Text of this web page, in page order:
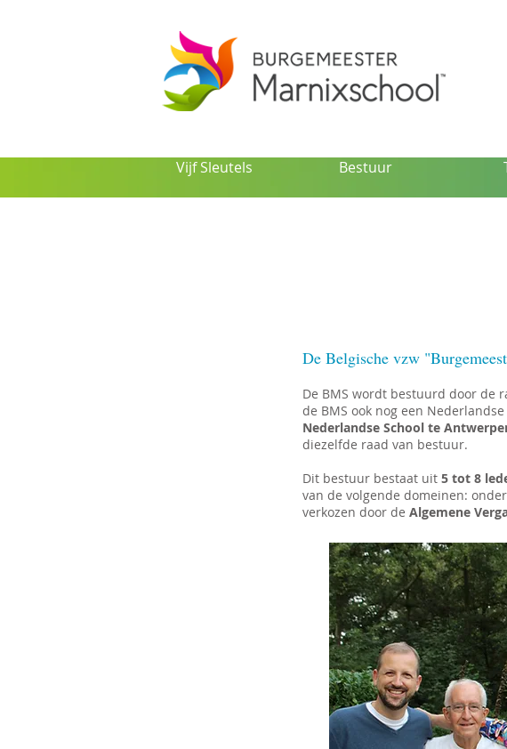
Vijf Sleutels Bestuur
De Belgische vzw
De BMS wordt bestuurd door de
de BMS ook nog een
Nederlandse School te
diezelfde raad van bestuur.
Dit bestuur bestaat uit 5 tot 8
van de volgende domeinen:
verkozen door de Algemene